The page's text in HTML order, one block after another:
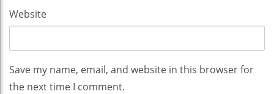
Website
Save my name, email, and website in this browser for
the next time I comment.